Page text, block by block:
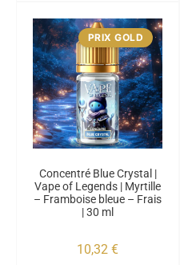
PRIX GOLD
Concentré Blue Crystal |
Vape of Legends | Myrtille
– Framboise bleue – Frais
| 30 ml
10,32 €